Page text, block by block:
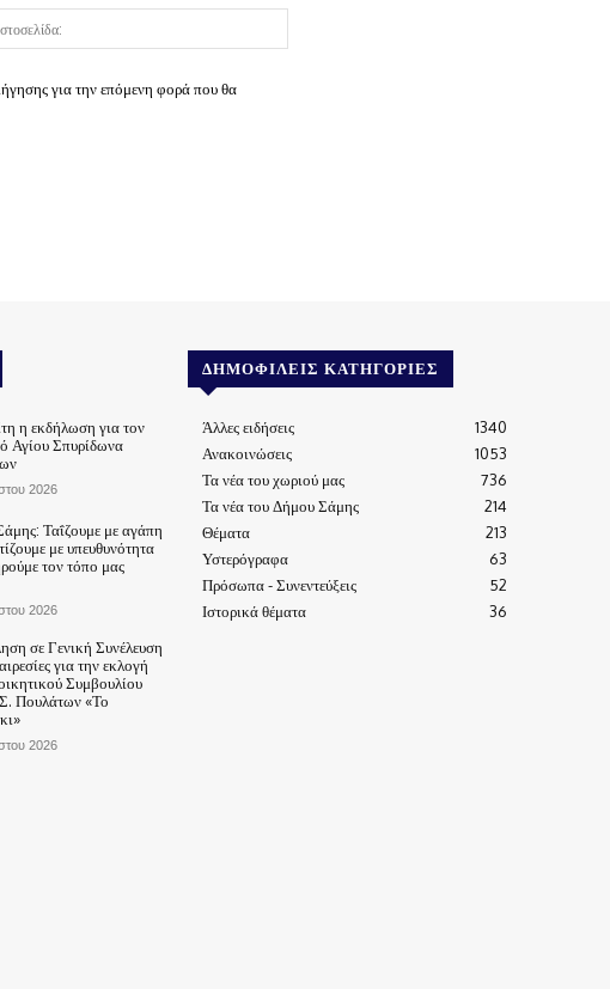
για την επόμενη φορά που θα
η εκδήλωση για τον
Αγίου Σπυρίδωνα
2026
Ταΐζουμε με αγάπη
με υπευθυνότητα
τον τόπο μας
2026
σε Γενική Συνέλευση
για την εκλογή
Συμβουλίου
Πουλάτων «Το
2026
ΔΗΜΟΦΙΛΕΊΣ ΚΑΤΗΓΟΡΊΕΣ
Άλλες ειδήσεις
1340
Ανακοινώσεις
1053
Τα νέα του χωριού μας
736
Τα νέα του Δήμου Σάμης
214
Θέματα
213
Υστερόγραφα
63
Πρόσωπα - Συνεντεύξεις
52
Ιστορικά θέματα
36